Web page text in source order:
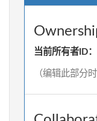
当前所有者ID：
（编辑此部分